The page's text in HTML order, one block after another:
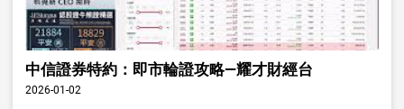
中信證券特約：即市輪證攻略—耀才財經台
2026-01-02